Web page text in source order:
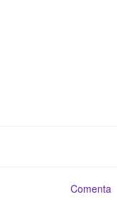
Comenta